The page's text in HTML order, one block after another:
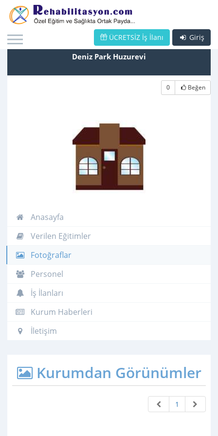
Giriş
ÜCRETSİZ İş İlanı
Deniz Park Huzurevi
0 Beğen
Anasayfa
Verilen Eğitimler
Fotoğraflar
Personel
İş İlanları
Kurum Haberleri
İletişim
Kurumdan Görünümler
1